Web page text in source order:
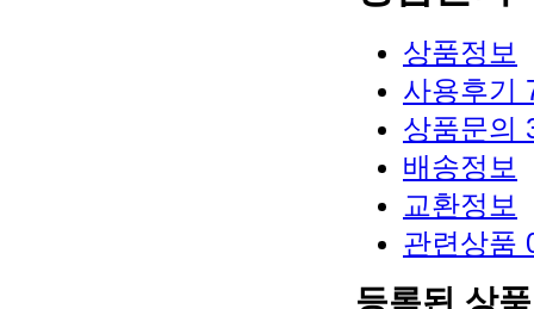
상품정보
사용후기
상품문의
배송정보
교환정보
관련상품
등록된 상